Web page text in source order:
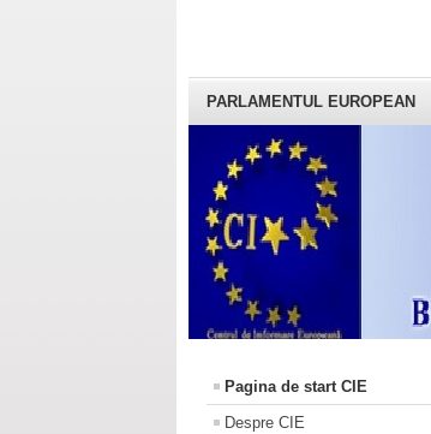
PARLAMENTUL EUROPEAN
Pagina de start CIE
Despre CIE